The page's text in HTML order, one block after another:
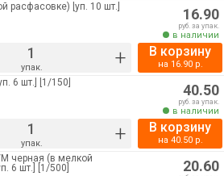
расфасовке) [уп. 10 шт.]
упак. +
16.90
руб. за упак.
в наличии
В корзину
на 16.90р.
6 шт.] [1/150]
упак. +
40.50
руб. за упак.
в наличии
В корзину
на 40.50р.
черная (в мелкой
6 шт.] [1/500]
20.60